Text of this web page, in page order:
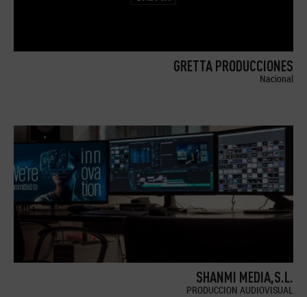
GRETTA PRODUCCIONES
Nacional
SHANMI MEDIA,S.L.
PRODUCCION AUDIOVISUAL